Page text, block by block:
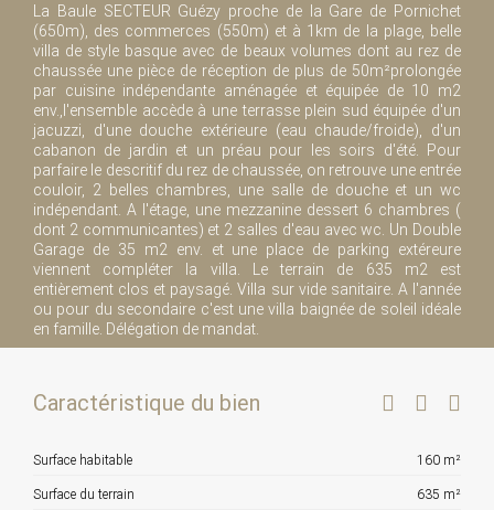
La Baule SECTEUR Guézy proche de la Gare de Pornichet
(650m), des commerces (550m) et à 1km de la plage, belle
villa de style basque avec de beaux volumes dont au rez de
chaussée une pièce de réception de plus de 50m²prolongée
par cuisine indépendante aménagée et équipée de 10 m2
env.,l'ensemble accède à une terrasse plein sud équipée d'un
jacuzzi, d'une douche extérieure (eau chaude/froide), d'un
cabanon de jardin et un préau pour les soirs d'été. Pour
parfaire le descritif du rez de chaussée, on retrouve une entrée
couloir, 2 belles chambres, une salle de douche et un wc
indépendant. A l'étage, une mezzanine dessert 6 chambres (
dont 2 communicantes) et 2 salles d'eau avec wc. Un Double
Garage de 35 m2 env. et une place de parking extéreure
viennent compléter la villa. Le terrain de 635 m2 est
entièrement clos et paysagé. Villa sur vide sanitaire. A l'année
ou pour du secondaire c'est une villa baignée de soleil idéale
en famille. Délégation de mandat.
Caractéristique du bien
Surface habitable 160 m²
Surface du terrain 635 m²